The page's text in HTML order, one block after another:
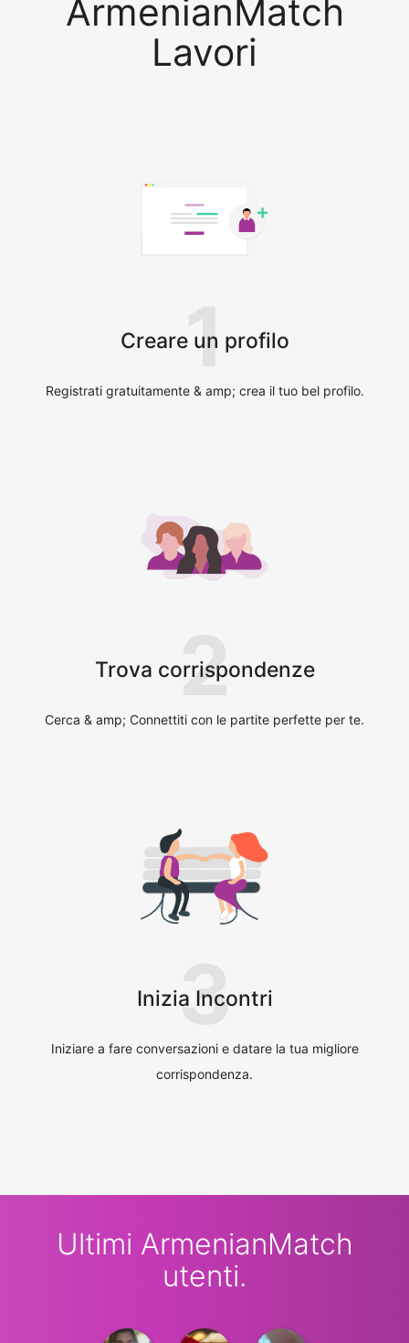
ArmenianMatch
Lavori
Creare un profilo
1
Registrati gratuitamente & amp; crea il tuo bel profilo.
Trova corrispondenze
2
Cerca & amp; Connettiti con le partite perfette per te.
Inizia Incontri
3
Iniziare a fare conversazioni e datare la tua migliore
corrispondenza.
Ultimi ArmenianMatch
utenti.